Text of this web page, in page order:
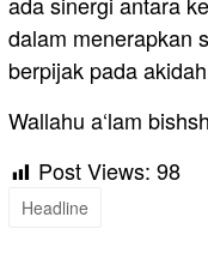
dalam menerapkan
berpijak pada
Wallahu a‘lam
Post Views: 98
Headline